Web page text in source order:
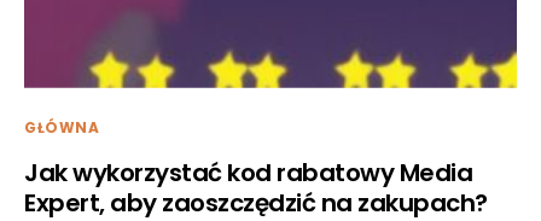
GŁÓWNA
Jak wykorzystać kod rabatowy Media
Expert, aby zaoszczędzić na zakupach?